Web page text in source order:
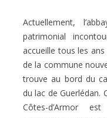
Actuellement,
patrimonial
accueille tous les
de la commune
trouve au bord du
du lac de Guerlédan.
Côtes-d’Armor